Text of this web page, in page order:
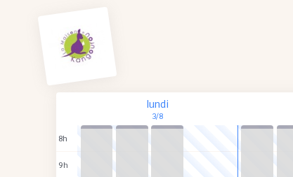
lundi
3/8
8h
9h